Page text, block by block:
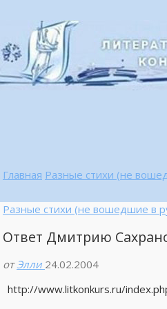
Главная Разные стихи (не
Разные стихи (не вошедшие в
Ответ Дмитрию
от Элли 24.02.2004
http://www.litkonkurs.ru/